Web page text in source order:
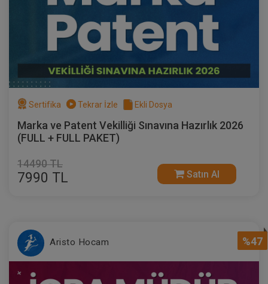
Sertifika Tekrar İzle Ekli Dosya
Marka ve Patent Vekilliği Sınavına Hazırlık 2026
(FULL + FULL PAKET)
14490 TL
7990 TL Satın Al
%47
Aristo Hocam